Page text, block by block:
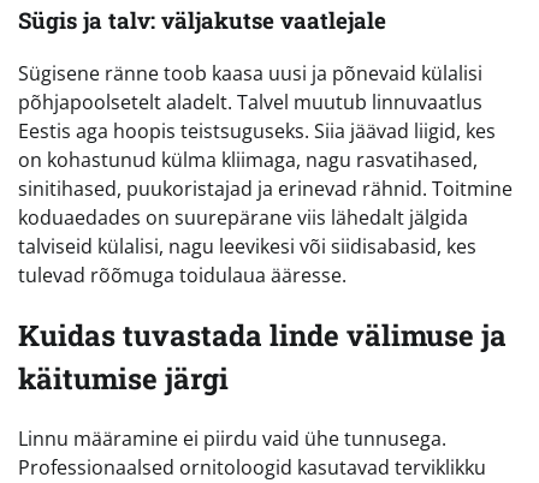
Sügis ja talv: väljakutse vaatlejale
Sügisene ränne toob kaasa uusi ja põnevaid külalisi
põhjapoolsetelt aladelt. Talvel muutub linnuvaatlus
Eestis aga hoopis teistsuguseks. Siia jäävad liigid, kes
on kohastunud külma kliimaga, nagu rasvatihased,
sinitihased, puukoristajad ja erinevad rähnid. Toitmine
koduaedades on suurepärane viis lähedalt jälgida
talviseid külalisi, nagu leevikesi või siidisabasid, kes
tulevad rõõmuga toidulaua ääresse.
Kuidas tuvastada linde välimuse ja
käitumise järgi
Linnu määramine ei piirdu vaid ühe tunnusega.
Professionaalsed ornitoloogid kasutavad terviklikku